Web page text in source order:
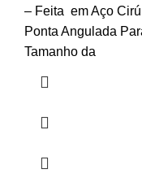
– Feita em Aço
Ponta Angulada
Tamanho da